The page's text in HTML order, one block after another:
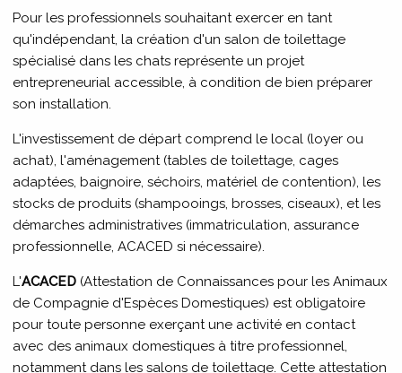
Pour les professionnels souhaitant exercer en tant
qu'indépendant, la création d'un salon de toilettage
spécialisé dans les chats représente un projet
entrepreneurial accessible, à condition de bien préparer
son installation.
L'investissement de départ comprend le local (loyer ou
achat), l'aménagement (tables de toilettage, cages
adaptées, baignoire, séchoirs, matériel de contention), les
stocks de produits (shampooings, brosses, ciseaux), et les
démarches administratives (immatriculation, assurance
professionnelle, ACACED si nécessaire).
L'ACACED (Attestation de Connaissances pour les Animaux
de Compagnie d'Espèces Domestiques) est obligatoire
pour toute personne exerçant une activité en contact
avec des animaux domestiques à titre professionnel,
notamment dans les salons de toilettage. Cette attestation